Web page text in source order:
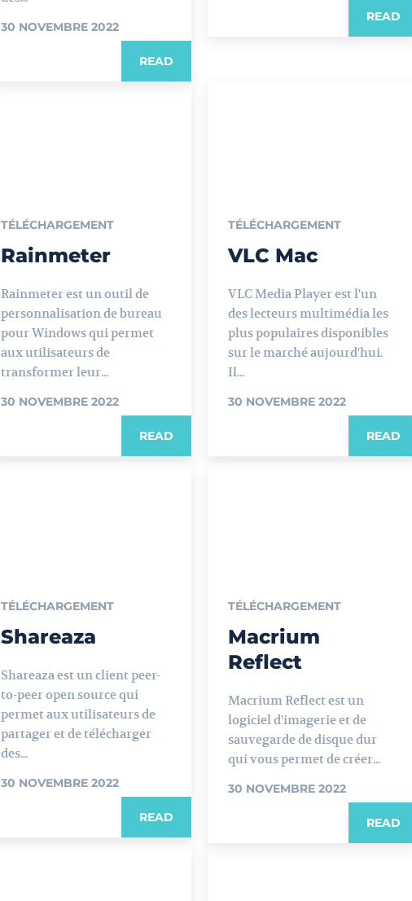
30 NOVEMBRE 2022
READ
READ
TÉLÉCHARGEMENT
Rainmeter
Rainmeter est un outil de
personnalisation de bureau
pour Windows qui permet
aux utilisateurs de
transformer leur...
30 NOVEMBRE 2022
READ
TÉLÉCHARGEMENT
VLC Mac
VLC Media Player est l'un
des lecteurs multimédia les
plus populaires disponibles
sur le marché aujourd'hui.
Il...
30 NOVEMBRE 2022
READ
TÉLÉCHARGEMENT
Shareaza
Shareaza est un client peer-
to-peer open source qui
permet aux utilisateurs de
partager et de télécharger
des...
30 NOVEMBRE 2022
READ
TÉLÉCHARGEMENT
Macrium
Reflect
Macrium Reflect est un
logiciel d'imagerie et de
sauvegarde de disque dur
qui vous permet de créer...
30 NOVEMBRE 2022
READ